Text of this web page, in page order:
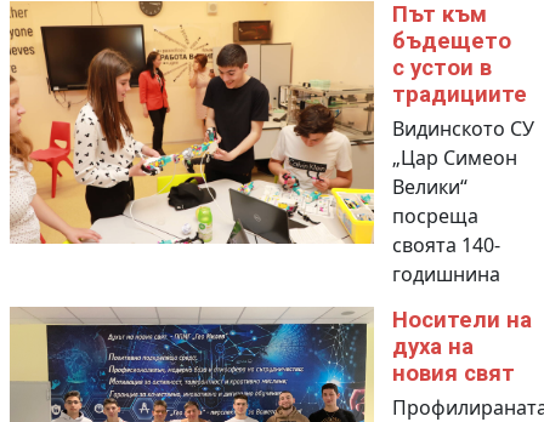
Път към
бъдещето
с устои в
традициите
Видинското СУ
„Цар Симеон
Велики“
посреща
своята 140-
годишнина
Носители на
духа на
новия свят